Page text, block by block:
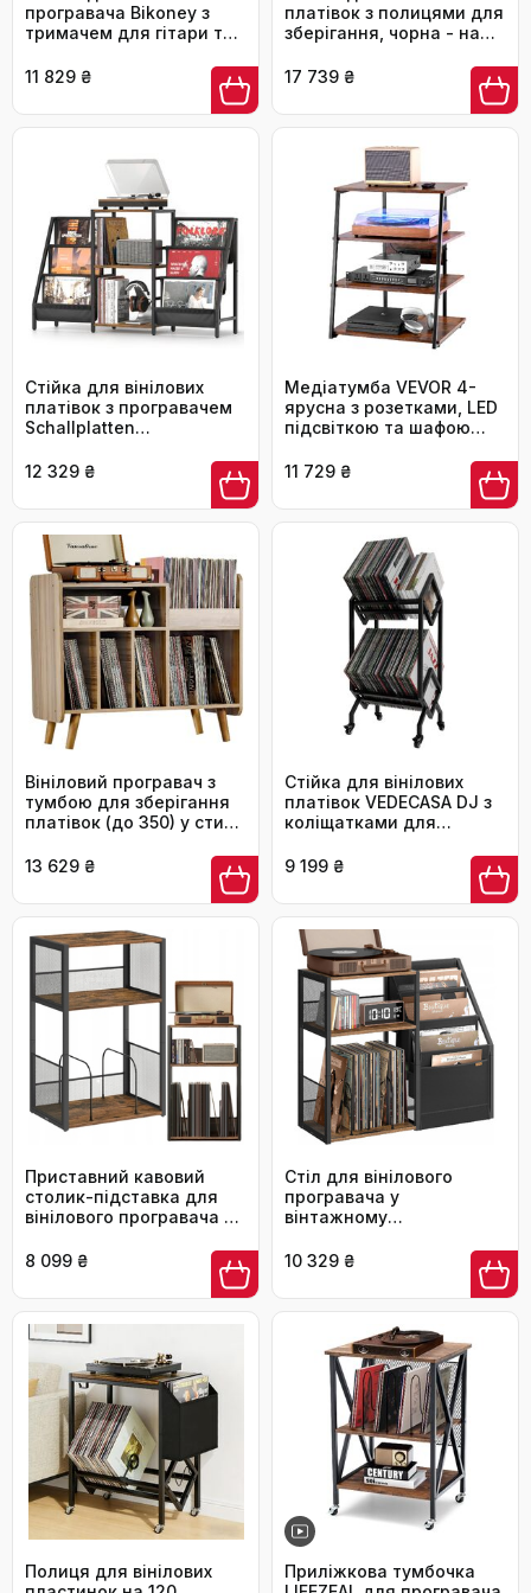
програвача Bikoney з
тримачем для гітари та
200 платівок, чорно-
11 829 ₴
платівок з полицями для
зберігання, чорна - на
17 739 ₴
Стійка для вінілових
платівок з програвачем
Schallplatten
для 280 платівок,
12 329 ₴
Медіатумба VEVOR 4-
ярусна з розетками, LED
підсвіткою та шафою
11 729 ₴
Вініловий програвач з
тумбою для зберігання
платівок (до 350) у стилі
13 629 ₴
Стійка для вінілових
платівок VEDECASA DJ з
коліщатками для
та документів -
мобільний органайзер
для офісу
9 199 ₴
Приставний кавовий
столик-підставка для
вінілового програвача та
8 099 ₴
Стіл для вінілового
програвача у
вінтажному
рівні, на 140 платівок
10 329 ₴
Полиця для вінілових
Приліжкова тумбочка